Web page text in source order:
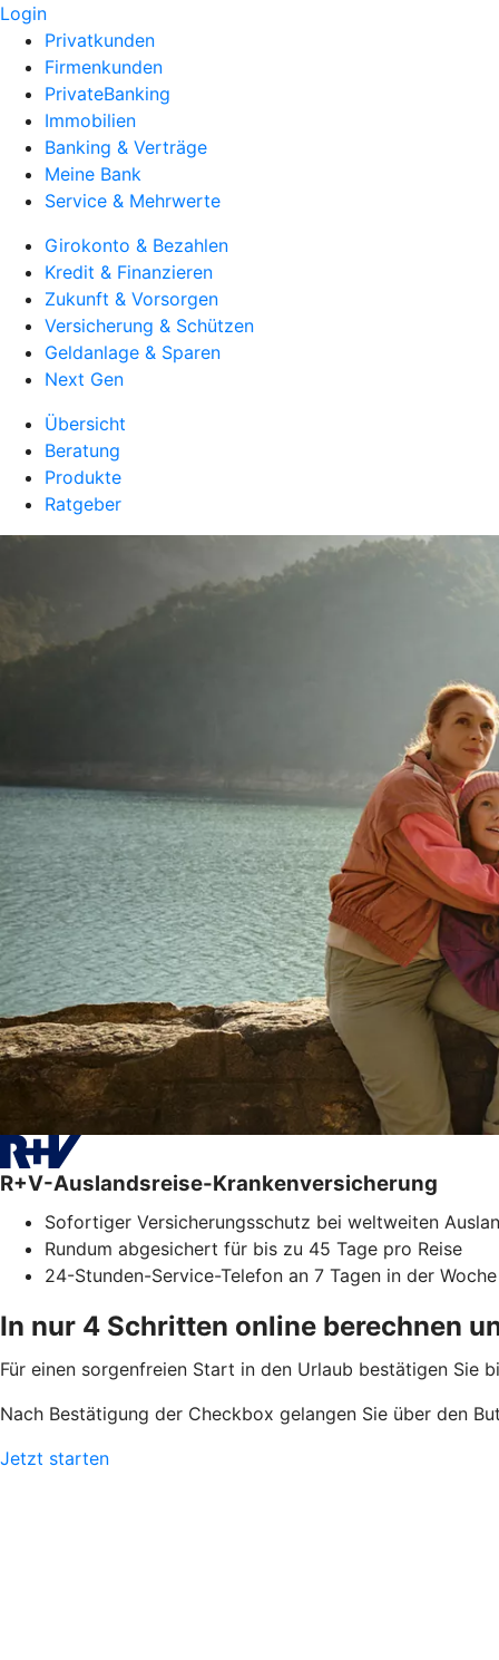
Login
Privatkunden
Firmenkunden
PrivateBanking
Immobilien
Banking & Verträge
Meine Bank
Service & Mehrwerte
Girokonto & Bezahlen
Kredit & Finanzieren
Zukunft & Vorsorgen
Versicherung & Schützen
Geldanlage & Sparen
Next Gen
Übersicht
Beratung
Produkte
Ratgeber
R+V-Auslandsreise-Krankenversicherung
Sofortiger Versicherungsschutz bei weltweiten
Rundum abgesichert für bis zu 45 Tage pro Reise
24-Stunden-Service-Telefon an 7 Tagen in der Woche
In nur 4 Schritten online berechnen
Für einen sorgenfreien Start in den Urlaub bestätigen
Nach Bestätigung der Checkbox gelangen Sie über den
Jetzt starten